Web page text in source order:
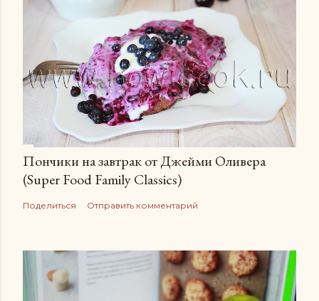
Пончики на завтрак от Джейми Оливера
(Super Food Family Сlassics)
Поделиться Отправить комментарий